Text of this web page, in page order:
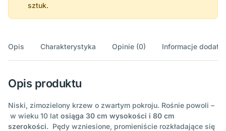
sztuk.
Opis Charakterystyka Opinie (0) Informacje
Opis produktu
Niski, zimozielony krzew o zwartym pokroju. Rośnie powoli –
w wieku 10 lat osiąga 30 cm wysokości i 80 cm
szerokości. Pędy wzniesione, promieniście rozkładające się